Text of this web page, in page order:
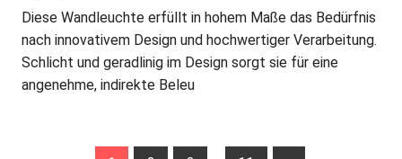
Diese Wandleuchte erfüllt in hohem Maße das Bedürfnis
nach innovativem Design und hochwertiger Verarbeitung.
Schlicht und geradlinig im Design sorgt sie für eine
angenehme, indirekte Beleu